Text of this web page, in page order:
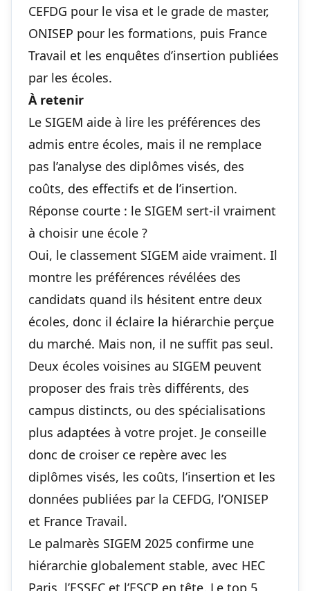
CEFDG pour le visa et le grade de master,
ONISEP pour les formations, puis France
Travail et les enquêtes d’insertion publiées
par les écoles.
À retenir
Le SIGEM aide à lire les préférences des
admis entre écoles, mais il ne remplace
pas l’analyse des diplômes visés, des
coûts, des effectifs et de l’insertion.
Réponse courte : le SIGEM sert-il vraiment
à choisir une école ?
Oui, le classement SIGEM aide vraiment. Il
montre les préférences révélées des
candidats quand ils hésitent entre deux
écoles, donc il éclaire la hiérarchie perçue
du marché. Mais non, il ne suffit pas seul.
Deux écoles voisines au SIGEM peuvent
proposer des frais très différents, des
campus distincts, ou des spécialisations
plus adaptées à votre projet. Je conseille
donc de croiser ce repère avec les
diplômes visés, les coûts, l’insertion et les
données publiées par la CEFDG, l’ONISEP
et France Travail.
Le palmarès SIGEM 2025 confirme une
hiérarchie globalement stable, avec HEC
Paris, l’ESSEC et l’ESCP en tête. Le top 5